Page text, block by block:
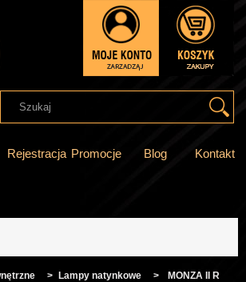
Rejestracja Promocje Blog Kontakt
> Lampy natynkowe >
MONZA II R